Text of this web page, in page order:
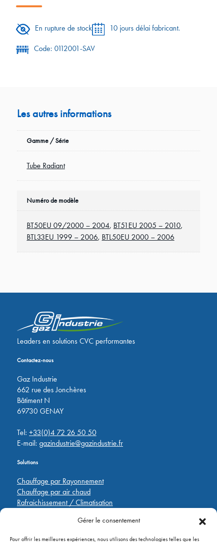
Gérer le consentement
Pour offrir les meilleures expériences, nous utilisons des technologies telles que les
En rupture de stock
10 jours délai fabricant.
Code: 0112001-SAV
Les autres informations
Gamme / Série
Tube Radiant
Numéro de modèle
BT50EU 09/2000 – 2004, BT51EU 2005 – 2010,
BTL33EU 1999 – 2006, BTL50EU 2000 – 2006
Leaders en solutions CVC performantes
Contactez-nous
Gaz Industrie
662 rue des Jonchères
Bâtiment N
69730 GENAY
Tel: +33(0)4 72 26 50 50
E-mail: gazindustrie@gazindustrie.fr
Solutions
Chauffage par Rayonnement
Chauffage par air chaud
Rafraichissement / Climatisation